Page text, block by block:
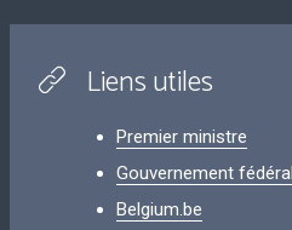
Liens utiles
Premier ministre
Gouvernement fédéral
Belgium.be